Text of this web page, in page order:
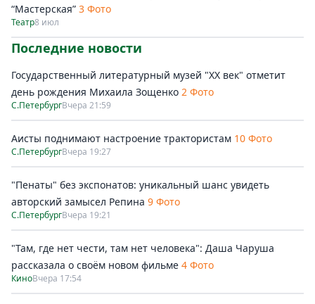
“Мастерская” 3 Фото
Театр8 июл
Последние новости
Государственный литературный музей "ХХ век" отметит
день рождения Михаила Зощенко 2 Фото
С.ПетербургВчера 21:59
Аисты поднимают настроение трактористам 10 Фото
С.ПетербургВчера 19:27
"Пенаты" без экспонатов: уникальный шанс увидеть
авторский замысел Репина 9 Фото
С.ПетербургВчера 19:21
"Там, где нет чести, там нет человека": Даша Чаруша
рассказала о своём новом фильме 4 Фото
КиноВчера 17:54